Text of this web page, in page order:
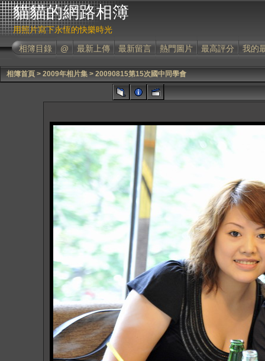
貓貓的網路相簿
用照片寫下永恆的快樂時光
相簿目錄
@ 最新上傳 最新留言 熱門圖片 最高評分 我的
相簿首頁 > 2009年相片集 > 20090815第15次國中同學會